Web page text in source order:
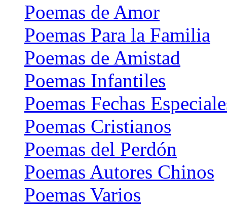
Poemas de Amor
Poemas Para la Familia
Poemas de Amistad
Poemas Infantiles
Poemas Fechas
Poemas Cristianos
Poemas del Perdón
Poemas Autores Chinos
Poemas Varios